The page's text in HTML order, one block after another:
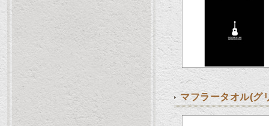
マフラータオル(グ